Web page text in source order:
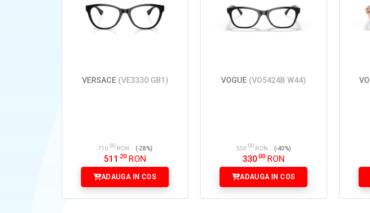
VERSACE (VE3330 GB1)
710 00 RON (-28%)
511 20 RON
ADAUGA IN COS
VOGUE (VO5424B W44)
550 00 RON (-40%)
330 00 RON
ADAUGA IN COS